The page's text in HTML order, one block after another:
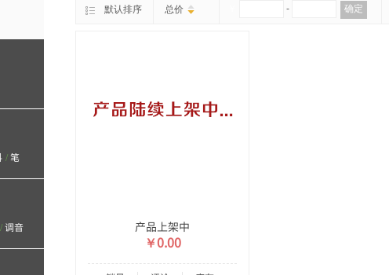
默认排序 总价 - 确定
产品上架中
￥0.00
/ 笔
/ 调音